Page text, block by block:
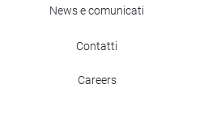
News e comunicati
Contatti
Careers